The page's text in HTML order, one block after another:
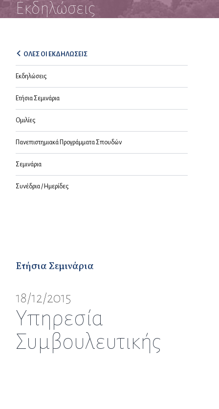
Εκδηλώσεις
ΟΛΕΣ ΟΙ ΕΚΔΗΛΩΣΕΙΣ
Εκδηλώσεις
Ετήσια Σεμινάρια
Ομιλίες
Πανεπιστημιακά Προγράμματα Σπουδών
Σεμινάρια
Συνέδρια / Ημερίδες
Ετήσια Σεμινάρια
18/12/2015
Υπηρεσία
Συμβουλευτικής